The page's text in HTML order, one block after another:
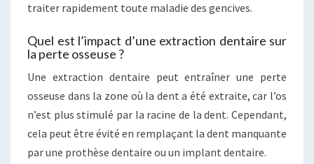
traiter rapidement toute maladie des gencives.
Quel est l’impact d’une extraction dentaire sur
la perte osseuse ?
Une extraction dentaire peut entraîner une perte
osseuse dans la zone où la dent a été extraite, car l’os
n’est plus stimulé par la racine de la dent. Cependant,
cela peut être évité en remplaçant la dent manquante
par une prothèse dentaire ou un implant dentaire.